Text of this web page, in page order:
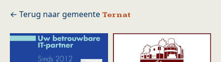
Ternat